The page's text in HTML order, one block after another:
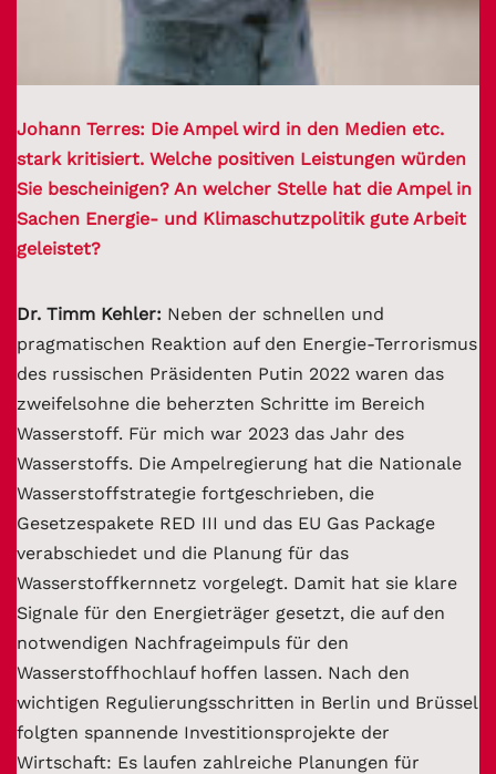
Johann Terres: Die Ampel wird in den Medien etc.
stark kritisiert. Welche positiven Leistungen würden
Sie bescheinigen? An welcher Stelle hat die Ampel in
Sachen Energie- und Klimaschutzpolitik gute Arbeit
geleistet?
Dr. Timm Kehler: Neben der schnellen und
pragmatischen Reaktion auf den Energie-Terrorismus
des russischen Präsidenten Putin 2022 waren das
zweifelsohne die beherzten Schritte im Bereich
Wasserstoff. Für mich war 2023 das Jahr des
Wasserstoffs. Die Ampelregierung hat die Nationale
Wasserstoffstrategie fortgeschrieben, die
Gesetzespakete RED III und das EU Gas Package
verabschiedet und die Planung für das
Wasserstoffkernnetz vorgelegt. Damit hat sie klare
Signale für den Energieträger gesetzt, die auf den
notwendigen Nachfrageimpuls für den
Wasserstoffhochlauf hoffen lassen. Nach den
wichtigen Regulierungsschritten in Berlin und Brüssel
folgten spannende Investitionsprojekte der
Wirtschaft: Es laufen zahlreiche Planungen für